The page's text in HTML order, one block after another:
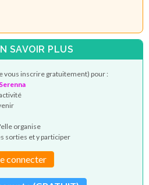
SAVOIR PLUS
vous inscrire gratuitement) pour :
Serenna
organise
sorties et y participer
connecter